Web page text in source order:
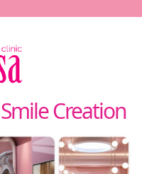
Smile Creation